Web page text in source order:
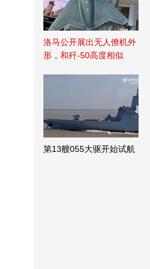
洛马公开展出无人僚机外
形，和歼-50高度相似
第13艘055大驱开始试航